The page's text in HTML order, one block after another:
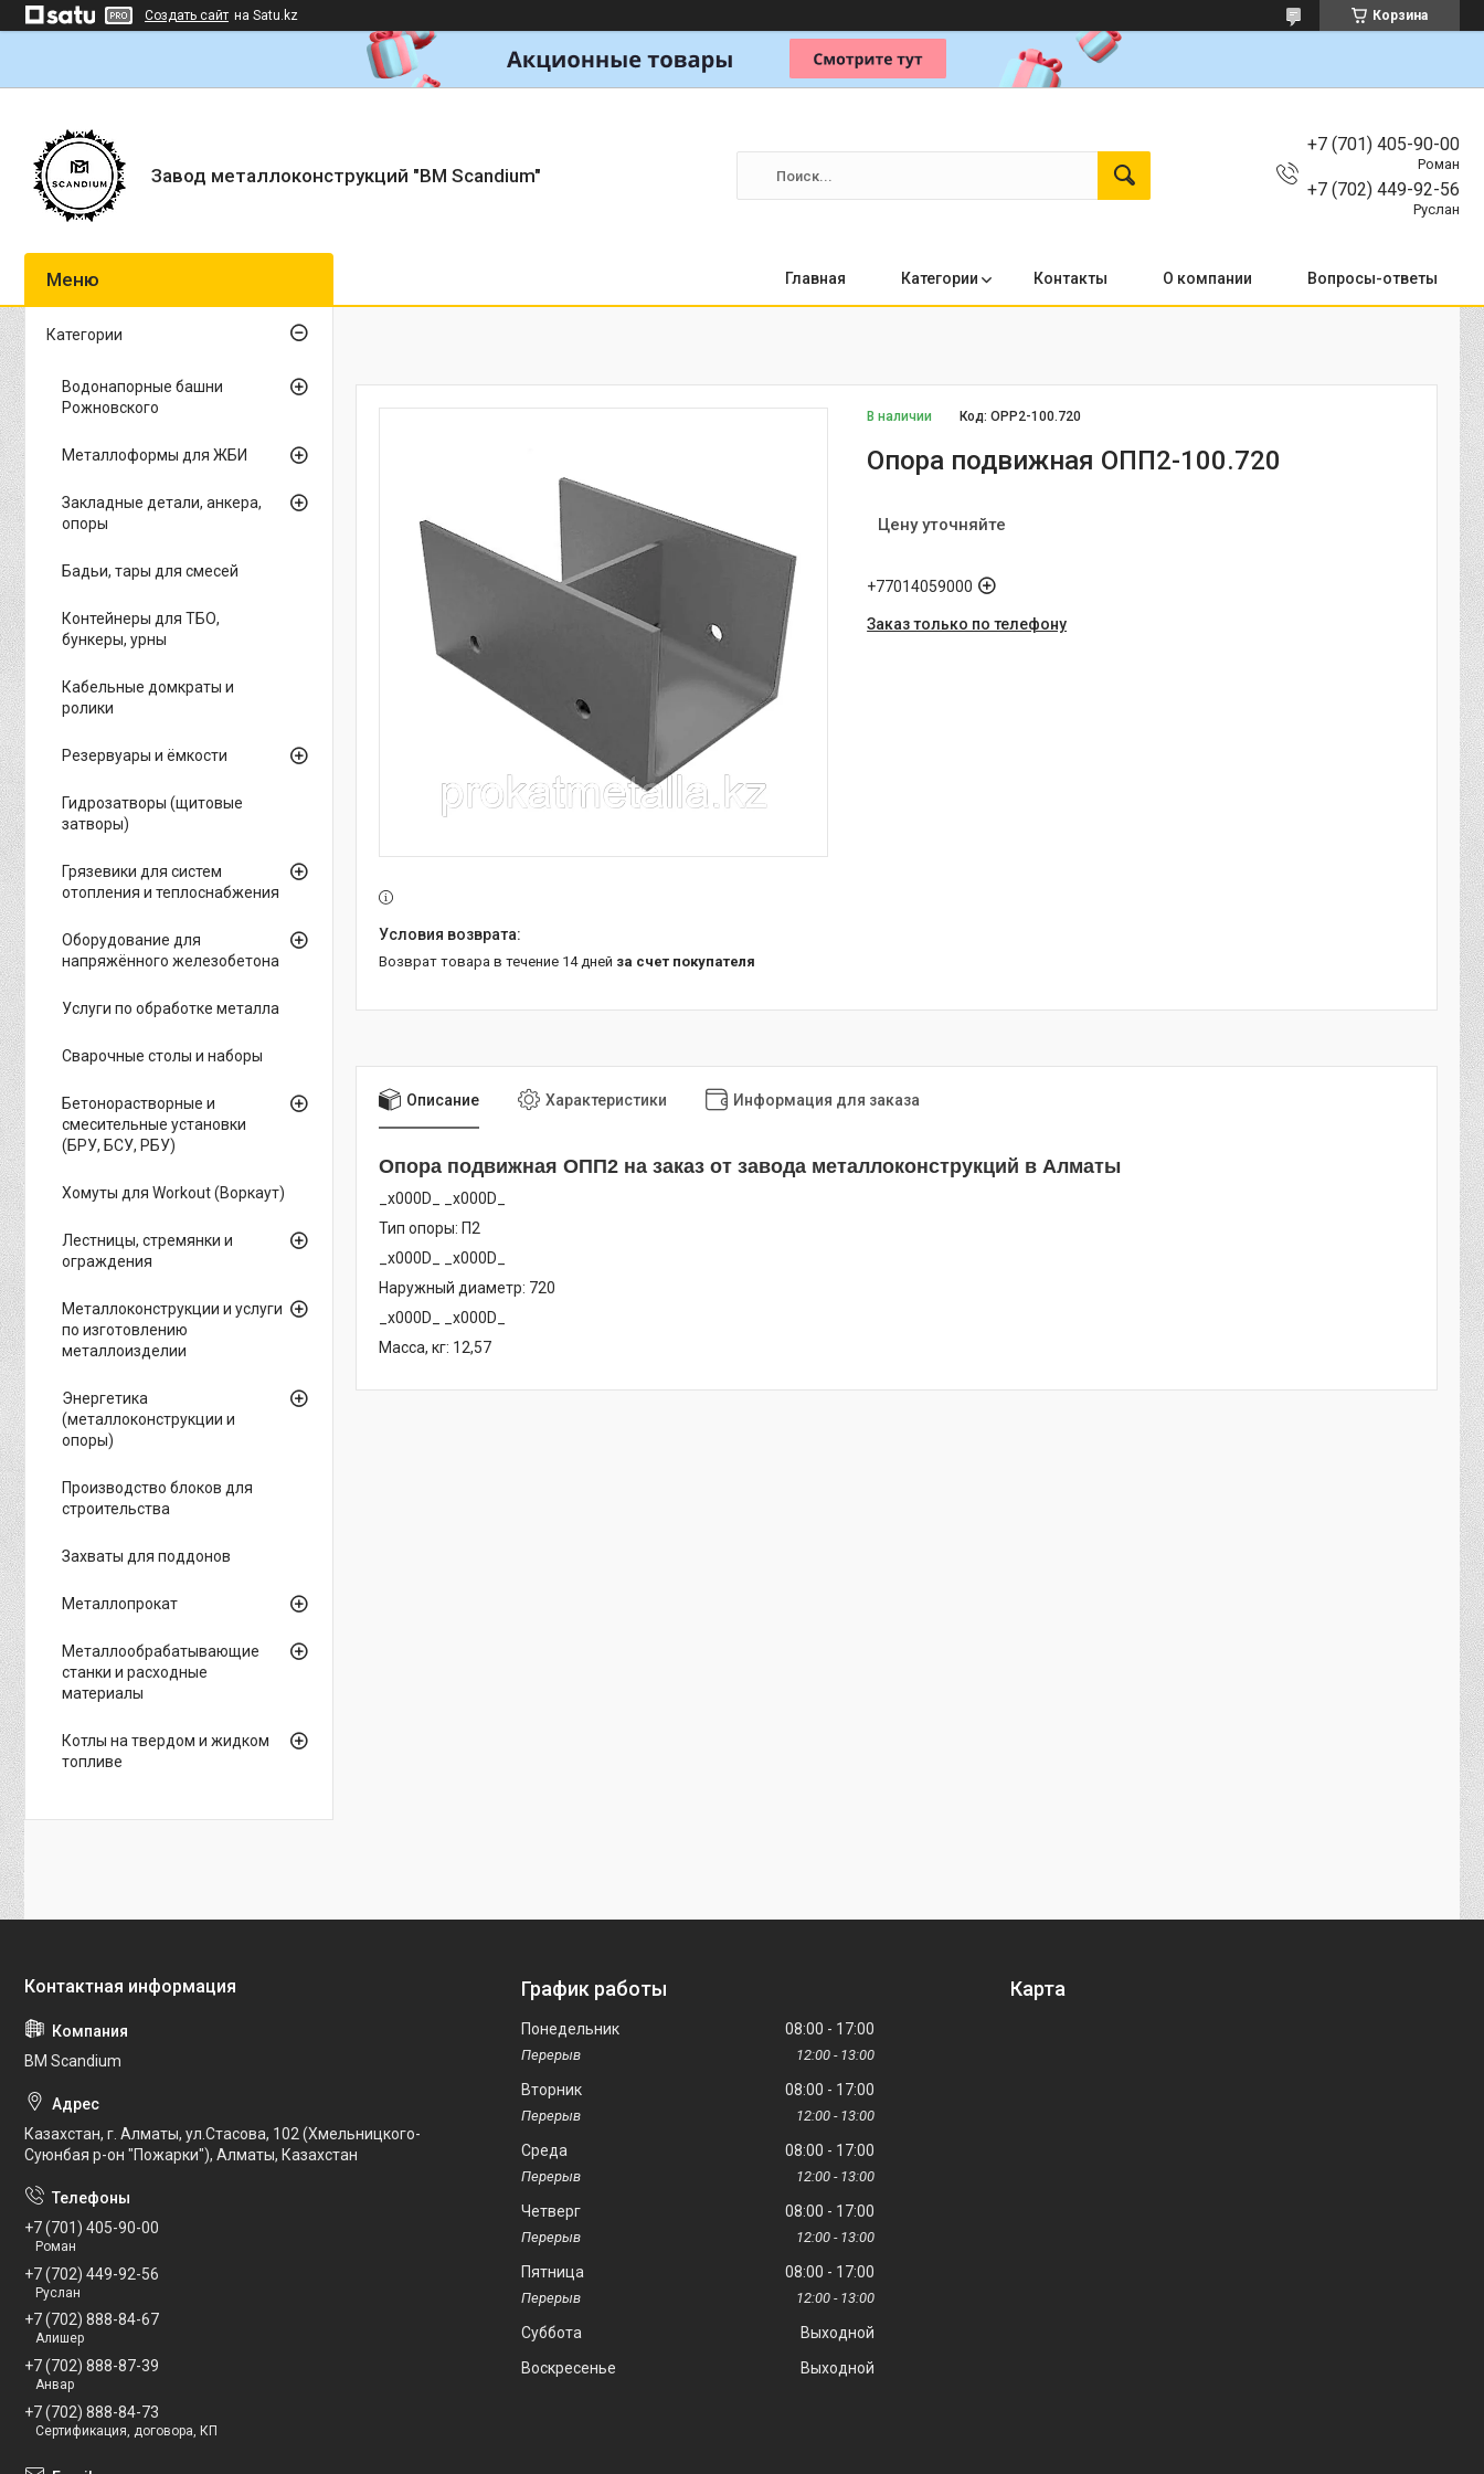
Создать сайт на Satu.kz Корзина
Завод металлоконструкций "BM Scandium"
+7 (701) 405-90-00
Роман
+7 (702) 449-92-56
Руслан
Главная Категории Контакты О компании Вопросы-ответы
В наличии Код:OPP2-100.720
Опора подвижная ОПП2-100.720
Цену уточняйте
+77014059000
Заказ только по телефону
возврат товара в течение 14 дней за счет покупателя
Описание Характеристики Информация для заказа
Опора подвижная ОПП2 на заказ от завода металлоконструкций в Алматы
_x000D_ _x000D_
Тип опоры: П2
_x000D_ _x000D_
Наружный диаметр: 720
_x000D_ _x000D_
Масса, кг: 12,57
Категории
Водонапорные башни
Рожновского
Металлоформы для ЖБИ
Закладные детали, анкера,
опоры
Бадьи, тары для смесей
Контейнеры для ТБО,
бункеры, урны
Кабельные домкраты и
ролики
Резервуары и ёмкости
Гидрозатворы (щитовые
затворы)
Грязевики для систем
отопления и теплоснабжения
Оборудование для
напряжённого железобетона
Услуги по обработке металла
Сварочные столы и наборы
Бетонорастворные и
смесительные установки
(БРУ, БСУ, РБУ)
Хомуты для Workout (Воркаут)
Лестницы, стремянки и
ограждения
Металлоконструкции и услуги
по изготовлению
металлоизделии
Энергетика
(металлоконструкции и
опоры)
Производство блоков для
строительства
Захваты для поддонов
Металлопрокат
Металлообрабатывающие
станки и расходные
материалы
Котлы на твердом и жидком
топливе
BM Scandium
Казахстан, г. Алматы, ул.Стасова, 102 (Хмельницкого-
Суюнбая р-он "Пожарки"), Алматы, Казахстан
+7 (701) 405-90-00
Роман
+7 (702) 449-92-56
Руслан
+7 (702) 888-84-67
Алишер
+7 (702) 888-87-39
Анвар
+7 (702) 888-84-73
Сертификация, договора, КП
График работы
Понедельник 08:00 17:00
12:00 13:00
Вторник 08:00 17:00
12:00 13:00
Среда 08:00 17:00
12:00 13:00
Четверг 08:00 17:00
12:00 13:00
Пятница 08:00 17:00
12:00 13:00
Суббота
Выходной
Воскресенье
Выходной
Карта